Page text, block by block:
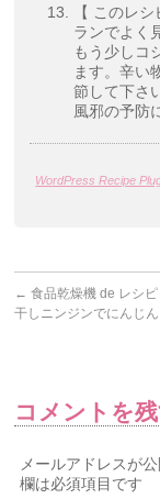
【 このレ
ランでよく
もう少しコ
ます。辛い
節して下さ
風邪の予防
WordPress Recipe
← 食品乾燥機 de レシ
干しニンジンでにんじん
コメントを
メールアドレスが
欄は必須項目です